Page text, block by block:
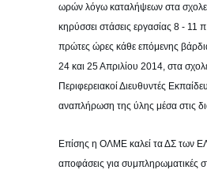
ωρών λόγω καταλήψεων στα
κηρύσσει στάσεις εργασίας 8 - 11
πρώτες ώρες κάθε επόμενης
24 και 25 Απριλίου 2014, στα
Περιφερειακοί Διευθυντές
αναπλήρωση της ύλης μέσα στις
Επίσης η ΟΛΜΕ καλεί τα ΔΣ των
αποφάσεις για συμπληρωματικές